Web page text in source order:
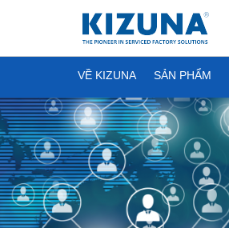
VỀ KIZUNA SẢN PHẨM